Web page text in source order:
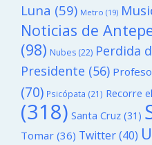
Luna (59) Metro (19)
Noticias de
(98) Nubes (22) Perdida
Presidente (56)
(70) Psicópata (21) Recorre
(318) Santa Cruz (31)
Tomar (36) Twitter(40)